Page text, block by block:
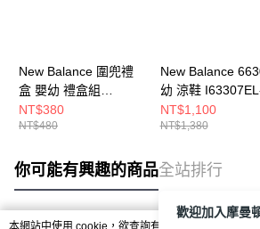
New Balance 圍兜禮
盒 嬰幼 禮盒組
LAKB0105NNY-F
NT$380
NT$480
New Balance
幼 涼鞋
NT$1,100
NT$1,380
你可能有興趣的商品全站排行
本網站中使用 cookie，欲查詢有關本網站使用 cookie
歡迎加入摩曼